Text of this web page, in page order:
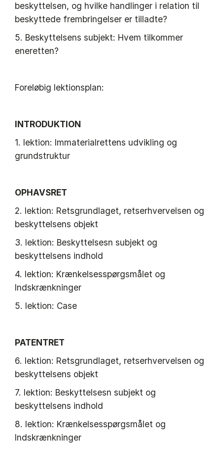
beskyttelsen, og hvilke handlinger i relation til
beskyttede frembringelser er tilladte?
5. Beskyttelsens subjekt: Hvem tilkommer
eneretten?
Foreløbig lektionsplan:
INTRODUKTION
1. lektion: Immaterialrettens udvikling og
grundstruktur
OPHAVSRET
2. lektion: Retsgrundlaget, retserhvervelsen og
beskyttelsens objekt
3. lektion: Beskyttelsesn subjekt og
beskyttelsens indhold
4. lektion: Krænkelsesspørgsmålet og
Indskrænkninger
5. lektion: Case
PATENTRET
6. lektion: Retsgrundlaget, retserhvervelsen og
beskyttelsens objekt
7. lektion: Beskyttelsesn subjekt og
beskyttelsens indhold
8. lektion: Krænkelsesspørgsmålet og
Indskrænkninger